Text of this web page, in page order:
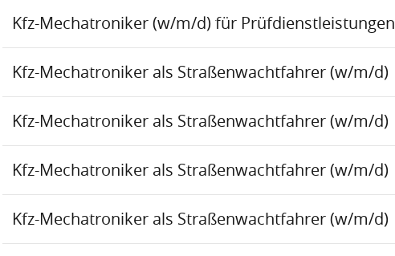
Kfz-Mechatroniker (w/m/d) für Prüfdienstleistungen
Kfz-Mechatroniker als Straßenwachtfahrer (w/m/d)
Kfz-Mechatroniker als Straßenwachtfahrer (w/m/d)
Kfz-Mechatroniker als Straßenwachtfahrer (w/m/d)
Kfz-Mechatroniker als Straßenwachtfahrer (w/m/d)